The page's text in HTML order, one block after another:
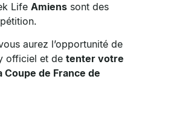
Life Amiens sont des
aurez l’opportunité de
officiel et de tenter votre
de France de